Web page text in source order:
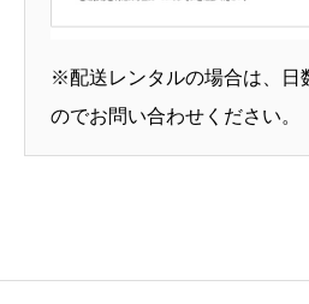
※配送レンタルの場合は、日
のでお問い合わせください。